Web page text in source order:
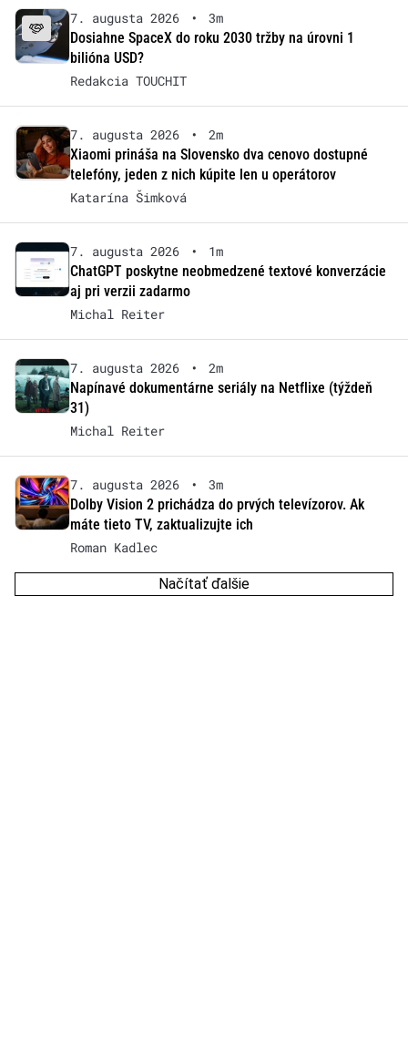
7. augusta 2026 •
3m
Dosiahne SpaceX do roku 2030 tržby na úrovni 1
bilióna USD?
Redakcia TOUCHIT
7. augusta 2026 •
2m
Xiaomi prináša na Slovensko dva cenovo dostupné
telefóny, jeden z nich kúpite len u operátorov
Katarína Šimková
7. augusta 2026 •
1m
ChatGPT poskytne neobmedzené textové konverzácie
aj pri verzii zadarmo
Michal Reiter
7. augusta 2026 •
2m
Napínavé dokumentárne seriály na Netflixe (týždeň
31)
Michal Reiter
7. augusta 2026 •
3m
Dolby Vision 2 prichádza do prvých televízorov. Ak
máte tieto TV, zaktualizujte ich
Roman Kadlec
Načítať ďalšie